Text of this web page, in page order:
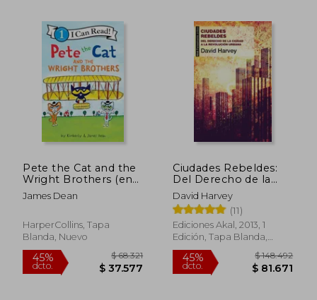
$ 90.820
30%
dcto.
Pete the Cat and the
Wright Brothers (en
Inglés)
James Dean
HarperCollins, Tapa
Blanda, Nuevo
Ciudades Rebeldes:
Del Derecho de la
Ciudad a la
Revolución Urbana
David Harvey
(11)
Ediciones Akal, 2013, 1
Edición, Tapa Blanda,
Nuevo